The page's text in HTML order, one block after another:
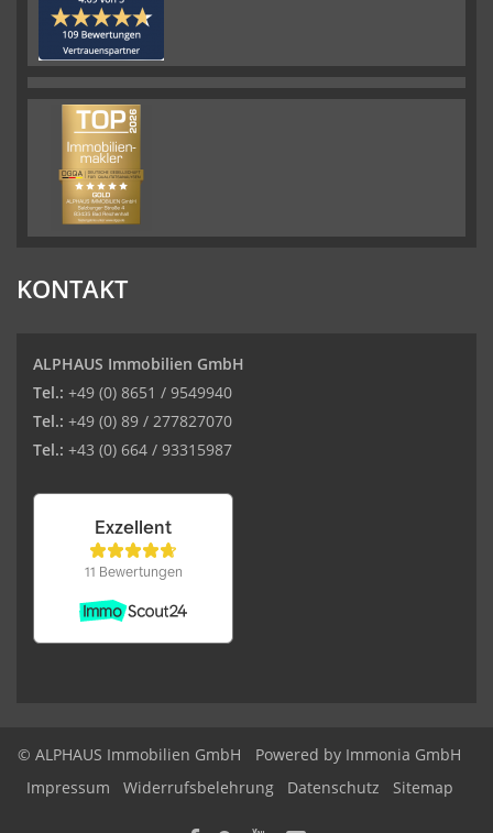
KONTAKT
ALPHAUS Immobilien GmbH
Tel.: +49 (0) 8651 / 9549940
Tel.: +49 (0) 89 / 277827070
Tel.: +43 (0) 664 / 93315987
© ALPHAUS Immobilien GmbH
Powered by Immonia GmbH
Impressum
Widerrufsbelehrung Datenschutz Sitemap